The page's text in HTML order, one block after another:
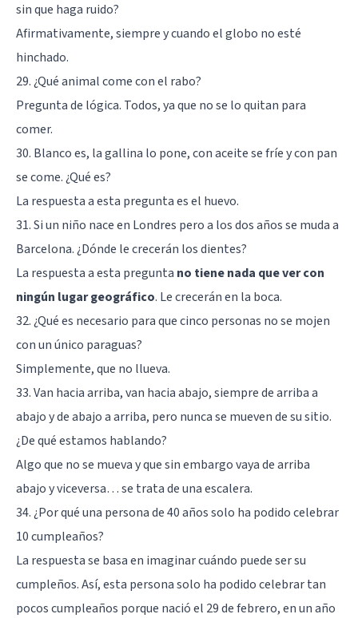
sin que haga ruido?
Afirmativamente, siempre y cuando el globo no esté
hinchado.
29. ¿Qué animal come con el rabo?
Pregunta de lógica. Todos, ya que no se lo quitan para
comer.
30. Blanco es, la gallina lo pone, con aceite se fríe y con pan
se come. ¿Qué es?
La respuesta a esta pregunta es el huevo.
31. Si un niño nace en Londres pero a los dos años se muda a
Barcelona. ¿Dónde le crecerán los dientes?
La respuesta a esta pregunta no tiene nada que ver con
ningún lugar geográfico. Le crecerán en la boca.
32. ¿Qué es necesario para que cinco personas no se mojen
con un único paraguas?
Simplemente, que no llueva.
33. Van hacia arriba, van hacia abajo, siempre de arriba a
abajo y de abajo a arriba, pero nunca se mueven de su sitio.
¿De qué estamos hablando?
Algo que no se mueva y que sin embargo vaya de arriba
abajo y viceversa… se trata de una escalera.
34. ¿Por qué una persona de 40 años solo ha podido celebrar
10 cumpleaños?
La respuesta se basa en imaginar cuándo puede ser su
cumpleños. Así, esta persona solo ha podido celebrar tan
pocos cumpleaños porque nació el 29 de febrero, en un año